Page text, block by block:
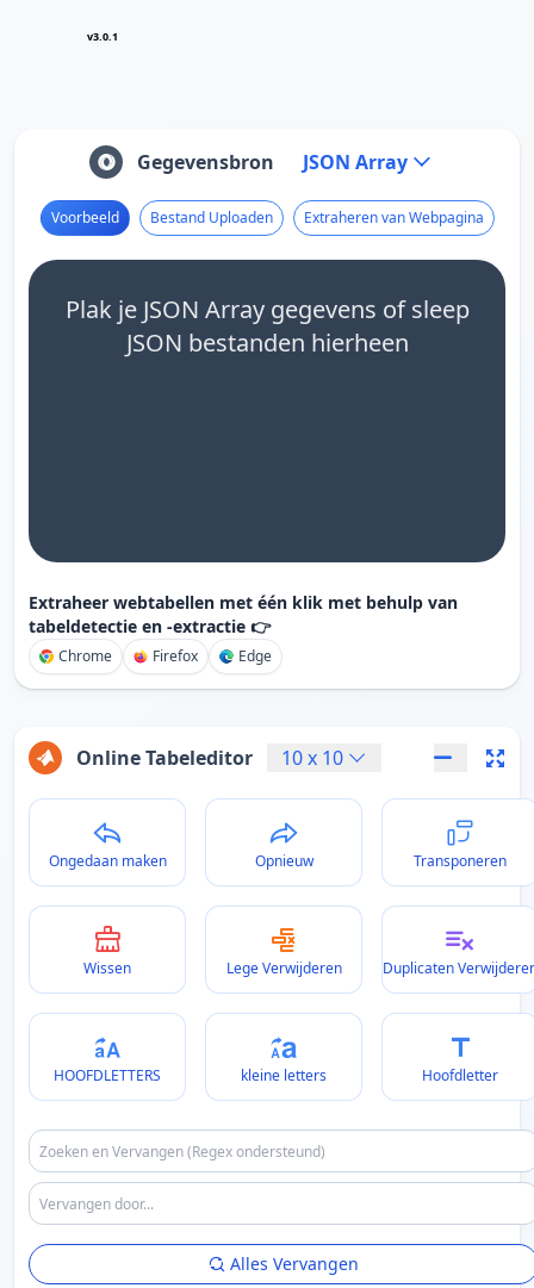
v3.0.1
Gegevensbron JSON Array
Voorbeeld Bestand Uploaden Extraheren van Webpagina
Plak je JSON Array gegevens of sleep
JSON bestanden hierheen
Extraheer webtabellen met één klik met behulp van
tabeldetectie en -extractie 👉
Chrome Firefox Edge
Online Tabeleditor 10x 10
Ongedaan maken Opnieuw Transponeren
Wissen Lege Verwijderen Duplicaten
HOOFDLETTERS kleine letters Hoofdletter
Alles Vervangen